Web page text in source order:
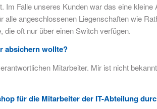
Falle unseres Kunden war das eine
angeschlossenen Liegenschaften wie
oft nur über einen Switch verfügen.
absichern wollte?
Mitarbeiter. Mir ist nicht
für die Mitarbeiter der IT-Abteilung